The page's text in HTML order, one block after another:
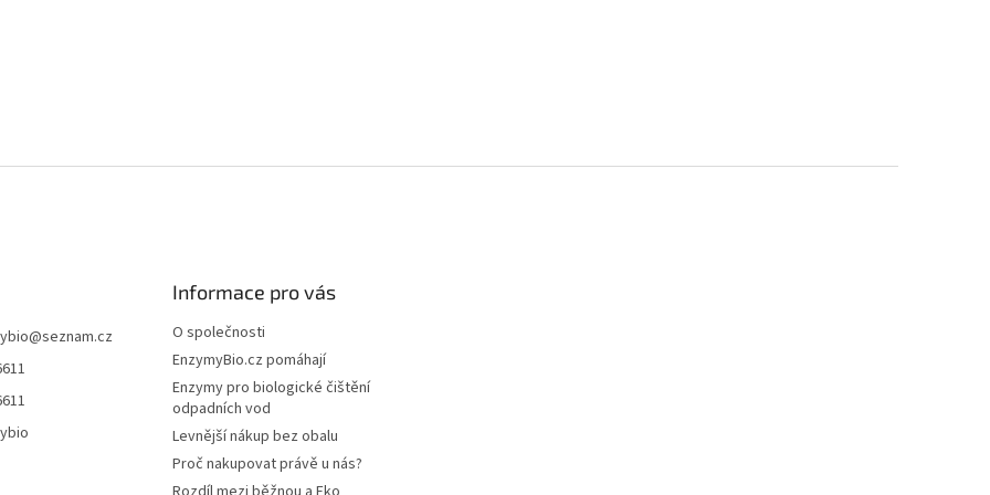
@seznam.cz
Informace pro vás
O společnosti
EnzymyBio.cz pomáhají
Enzymy pro biologické čištění
odpadních vod
Levnější nákup bez obalu
Proč nakupovat právě u nás?